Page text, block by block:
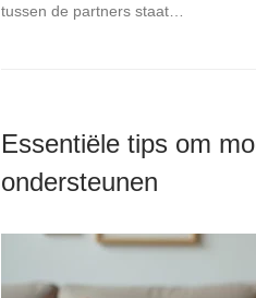
tussen de partners staat…
Essentiële tips om
ondersteunen